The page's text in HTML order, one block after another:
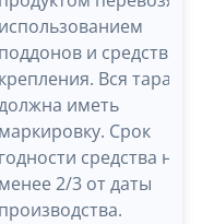
использованием
поддонов и средств
крепления. Вся тара
иметь
маркировку. Срок
годности средства не
менее 2/3 от даты
производства.